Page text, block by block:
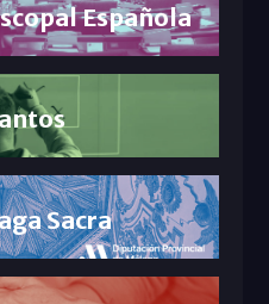
Española
Sacra